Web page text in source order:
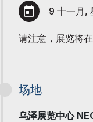
9 十一月,
请注意，展览将
场地
乌泽展览中心